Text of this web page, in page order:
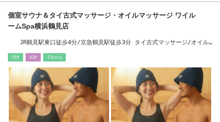
個室サウナ＆タイ古式マッサージ・オイルマッサージ ワイル
ームSpa横浜鶴見店
JR鶴見駅東口徒歩4分/京急鶴見駅徒歩3分 タイ古式マッサージ/オイル
ﾘﾗｸ ｴｽﾃ ﾘﾌﾚｯｼｭ